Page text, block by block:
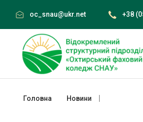
content
oc_snau@ukr.net +38
Головна Новини